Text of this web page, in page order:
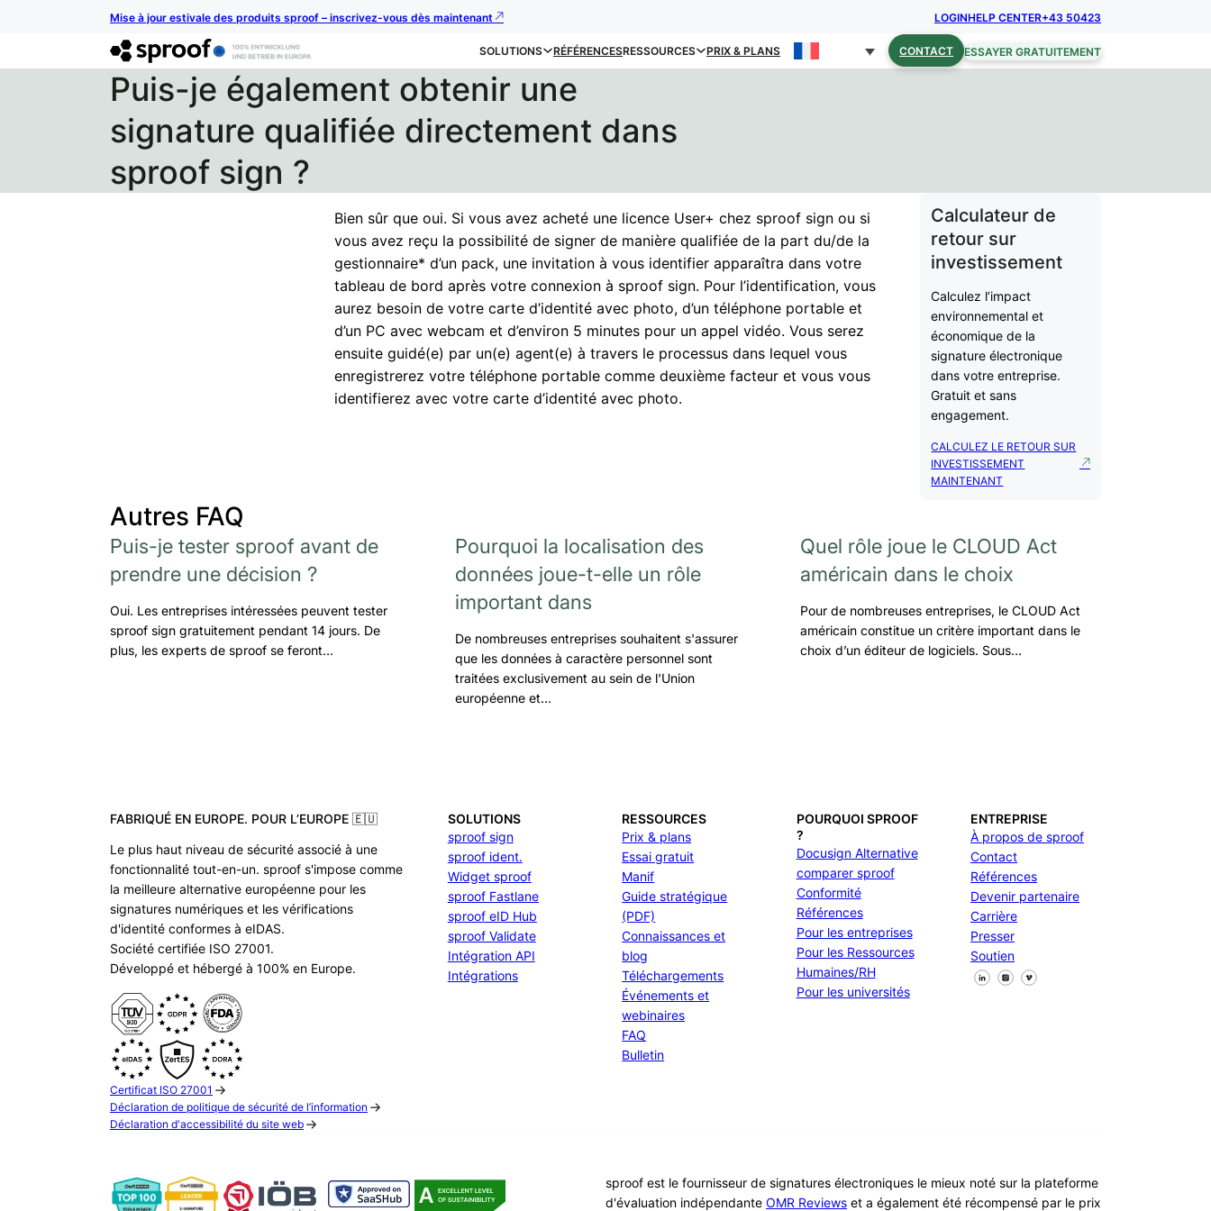
Mise à jour estivale des produits sproof – inscrivez-vous dès maintenant LOGINHELP CENTER+43 50423
SOLUTIONS RÉFÉRENCESRESSOURCES PRIX & PLANS CONTACT ESSAYER GRATUITEMENT
Puis-je également obtenir une
signature qualifiée directement dans
sproof sign ?
Bien sûr que oui. Si vous avez acheté une licence User+ chez sproof sign ou si
vous avez reçu la possibilité de signer de manière qualifiée de la part du/de la
gestionnaire* d’un pack, une invitation à vous identifier apparaîtra dans votre
tableau de bord après votre connexion à sproof sign. Pour l’identification, vous
aurez besoin de votre carte d’identité avec photo, d’un téléphone portable et
d’un PC avec webcam et d’environ 5 minutes pour un appel vidéo. Vous serez
ensuite guidé(e) par un(e) agent(e) à travers le processus dans lequel vous
enregistrerez votre téléphone portable comme deuxième facteur et vous vous
identifierez avec votre carte d’identité avec photo.
Calculateur de
retour sur
investissement
Calculez l’impact
environnemental et
économique de la
signature électronique
dans votre entreprise.
Gratuit et sans
engagement.
CALCULEZ LE RETOUR SUR
INVESTISSEMENT
MAINTENANT
Autres FAQ
Puis-je tester sproof avant de
prendre une décision ?
Oui. Les entreprises intéressées peuvent tester
sproof sign gratuitement pendant 14 jours. De
plus, les experts de sproof se feront…
Pourquoi la localisation des
données joue-t-elle un rôle
important dans
De nombreuses entreprises souhaitent s'assurer
que les données à caractère personnel sont
traitées exclusivement au sein de l'Union
européenne et…
Quel rôle joue le CLOUD Act
américain dans le choix
Pour de nombreuses entreprises, le CLOUD Act
américain constitue un critère important dans le
choix d’un éditeur de logiciels. Sous…
FABRIQUÉ EN EUROPE. POUR L’EUROPE 🇪🇺
Le plus haut niveau de sécurité associé à une
fonctionnalité tout-en-un. sproof s'impose comme
la meilleure alternative européenne pour les
signatures numériques et les vérifications
d'identité conformes à eIDAS.
Société certifiée ISO 27001.
Développé et hébergé à 100% en Europe.
Certificat ISO 27001
Déclaration de politique de sécurité de l’information
Déclaration d'accessibilité du site web
SOLUTIONS
sproof sign
sproof ident.
Widget sproof
sproof Fastlane
sproof eID Hub
sproof Validate
Intégration API
Intégrations
RESSOURCES
Prix & plans
Essai gratuit
Manif
Guide stratégique
(PDF)
Connaissances et
blog
Téléchargements
Événements et
webinaires
FAQ
Bulletin
POURQUOI SPROOF
?
Docusign Alternative
comparer sproof
Conformité
Références
Pour les entreprises
Pour les Ressources
Humaines/RH
Pour les universités
ENTREPRISE
À propos de sproof
Contact
Références
Devenir partenaire
Carrière
Presser
Soutien
Suivez-nous sur Facebook
Suivez-nous sur X
Suivez-nous sur LinkedIn
sproof est le fournisseur de signatures électroniques le mieux noté sur la plateforme
d'évaluation indépendante OMR Reviews et a également été récompensé par le prix